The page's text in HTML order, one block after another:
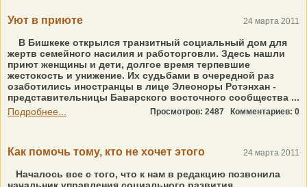
Уют в приюте 24 марта 2011
В Бишкеке открылся транзитный социальный дом для
жертв семейного насилия и работорговли. Здесь нашли
приют женщины и дети, долгое время терпевшие
жестокость и унижение. Их судьбами в очередной раз
озаботились иностранцы в лице Элеоноры Ротэнхан -
представительницы Баварского восточного сообщества ...
Подробнее...
Просмотров: 2487 Комментариев: 0
Как помочь тому, кто не хочет этого 24 марта 2011
Началось все с того, что к нам в редакцию позвонила